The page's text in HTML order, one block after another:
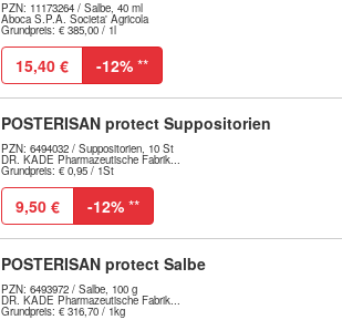
PZN: 11173264 / Salbe, 40 ml
Aboca S.P.A. Societa' Agricola
Grundpreis: € 385,00 / 1l
15,40 € -12% **
POSTERISAN protect Suppositorien
PZN: 6494032 / Suppositorien, 10 St
DR. KADE Pharmazeutische Fabrik...
Grundpreis: € 0,95 / 1St
9,50 € -12% **
POSTERISAN protect Salbe
PZN: 6493972 / Salbe, 100 g
DR. KADE Pharmazeutische Fabrik...
Grundpreis: € 316,70 / 1kg